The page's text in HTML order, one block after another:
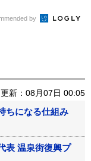
by
更新：08月07日 00:05
ちになる仕組み
表 温泉街復興プ